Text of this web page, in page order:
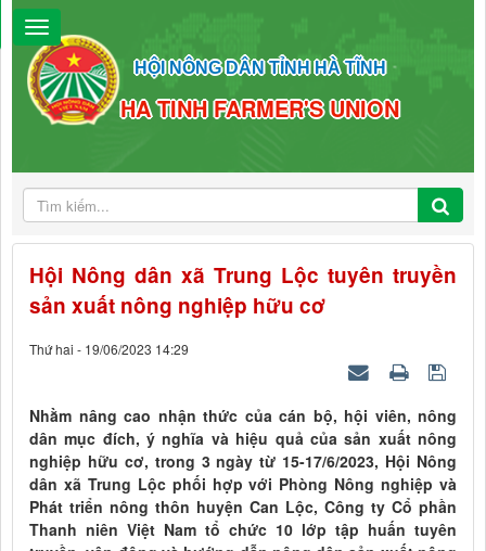
HỘI NÔNG DÂN TỈNH HÀ TĨNH
HA TINH FARMER'S UNION
Hội Nông dân xã Trung Lộc tuyên truyền
sản xuất nông nghiệp hữu cơ
Thứ hai - 19/06/2023 14:29
Nhằm nâng cao nhận thức của cán bộ, hội viên, nông
dân mục đích, ý nghĩa và hiệu quả của sản xuất nông
nghiệp hữu cơ, trong 3 ngày từ 15-17/6/2023, Hội Nông
dân xã Trung Lộc phối hợp với Phòng Nông nghiệp và
Phát triển nông thôn huyện Can Lộc, Công ty Cổ phần
Thanh niên Việt Nam tổ chức 10 lớp tập huấn tuyên